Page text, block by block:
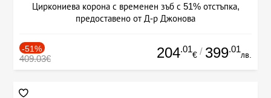
Циркониева корона с временен зъб с 51% отстъпка,
предоставено от Д-р Джонова
-51%
409.03€ 204.01
€ / 399.01
лв.